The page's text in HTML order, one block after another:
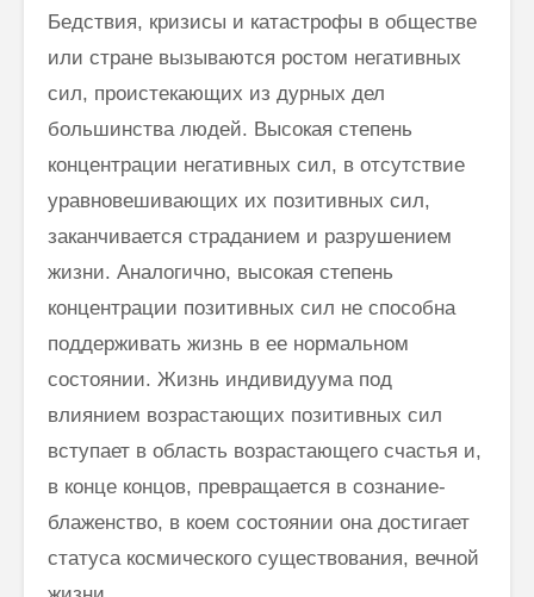
Бедствия, кризисы и катастрофы в обществе
или стране вызываются ростом негативных
сил, проистекающих из дурных дел
большинства лю­дей. Высокая степень
концентрации негативных сил, в отсутствие
уравновешивающих их позитивных сил,
заканчивается страданием и разру­шением
жизни. Аналогично, высокая степень
концентрации позитивных сил не способна
поддерживать жизнь в ее нормальном
состоянии. Жизнь индивидуума под
влиянием возрастающих позитивных сил
вступает в область возрастающего счастья и,
в конце концов, превращается в со­знание-
блаженство, в коем состоянии она достигает
статуса космического существования, вечной